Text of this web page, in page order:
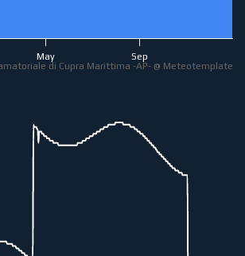
May Sep
di Cupra Marittima -AP- @ Meteotemplate